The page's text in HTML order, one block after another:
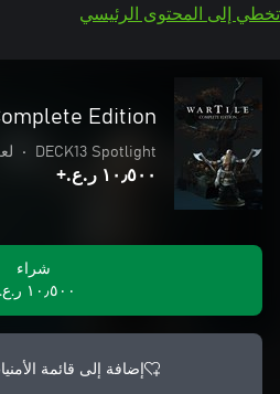
تخطي إلى المحتوى الرئيسي
Edition
DECK13 Spotlight
•
١٠٫٥٠٠ ر.ع.‏+
شراء
١٠٫٥٠٠ ر.ع.‏+
إضافة إلى قائمة